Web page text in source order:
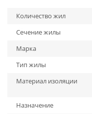
Количество жил
Сечение жилы
Марка
Тип жилы
Материал изоляции
Назначение